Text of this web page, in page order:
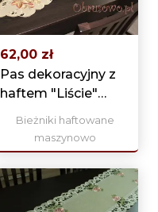
62,00 zł
Pas dekoracyjny z
haftem "Liście"
25x160
Bieżniki haftowane
maszynowo